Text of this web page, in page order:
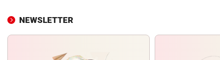
NEWSLETTER